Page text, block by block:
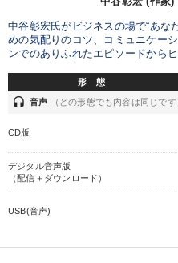
中谷彰宏氏がビジネスの場で“あな
めの気配りのコツ、コミュニケー
ンでのありふれたエピソードから
形 態
headset 音声 （どの形態でも内容は同じです
CD版
デジタル音声版
（配信＋ダウンロード）
USB(音声)